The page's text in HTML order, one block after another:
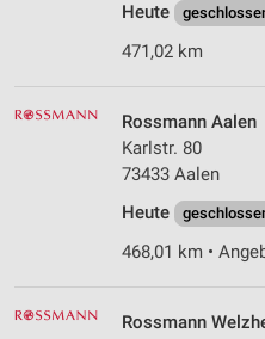
Heute
471,02 km
Rossmann Aalen
Karlstr. 80
73433 Aalen
Heute
468,01 km •
Rossmann